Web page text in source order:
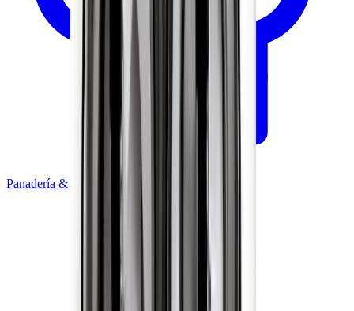
Panadería & Pastelería